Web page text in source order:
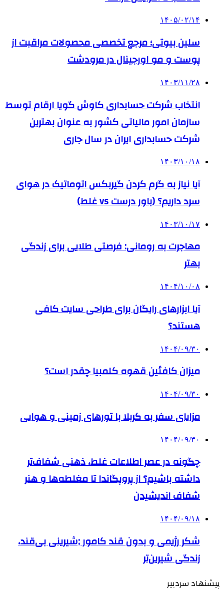
۱۴۰۵/۰۲/۱۴
سلین بیوتی؛ مرجع تخصصی محصولات مراقبت از
پوست و مو اورجینال در مرودشت
۱۴۰۳/۱۱/۲۸
انتخاب شرکت حسابداری کاوش گویا ارقام توسط
سازمان امور مالیاتی کشور به عنوان بهترین
شرکت حسابداری ایران در سال جاری
۱۴۰۳/۱۰/۱۸
آیا نیاز به گرم کردن گیربکس اتوماتیک در هوای
سرد داریم؟ (باور درست vs غلط)
۱۴۰۳/۱۰/۱۷
مهاجرت به رومانی: فرصتی طلایی برای زندگی
بهتر
۱۴۰۴/۱۰/۰۸
آیا ابزارهای رایگان برای طراحی سایت کافی
هستند؟
۱۴۰۴/۰۹/۳۰
میزان کافئین قهوه کلمبیا چقدر است؟
۱۴۰۴/۰۹/۳۰
مزایای سفر به کربلا با تورهای زمینی و هوایی
۱۴۰۴/۰۹/۳۰
چگونه در عصر اطلاعات غلط، ذهنی شفاف‌تر
داشته باشیم؟ از پروپگاندا تا مغلطه‌ها و هنر
شفاف اندیشیدن
۱۴۰۴/۰۹/۱۸
شکر رژیمی و بدون قند کامور ;شیرینی بی‌قند،
زندگی شیرین‌تر
پیشنهاد سردبیر